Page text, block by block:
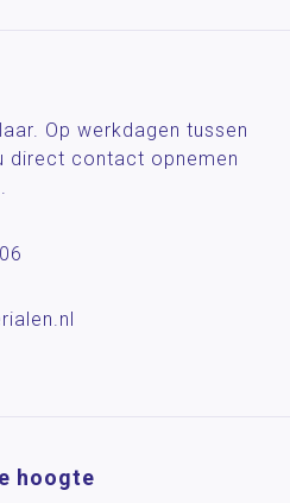
Op werkdagen tussen
direct contact opnemen
hoogte